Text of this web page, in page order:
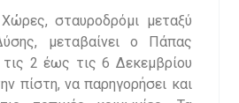
σταυροδρόμι μεταξύ
μεταβαίνει ο Πάπας
2 έως τις 6 Δεκεμβρίου
πίστη, να παρηγορήσει και